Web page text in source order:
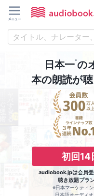
日本一※の
本の朗読が
初回14
audiobook.jpは会員登
聴き放題プラ
※日本マーケティ
日本語オーディ